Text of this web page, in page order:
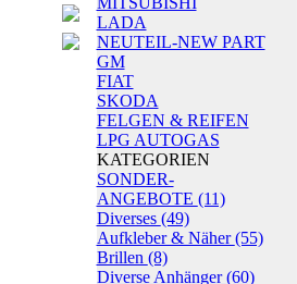
LADA
NEUTEIL-NEW PART
GM
FIAT
SKODA
FELGEN & REIFEN
LPG AUTOGAS
KATEGORIEN
SONDER-
ANGEBOTE (11)
Diverses (49)
Aufkleber & Näher(55)
Brillen (8)
Diverse Anhänger(60)